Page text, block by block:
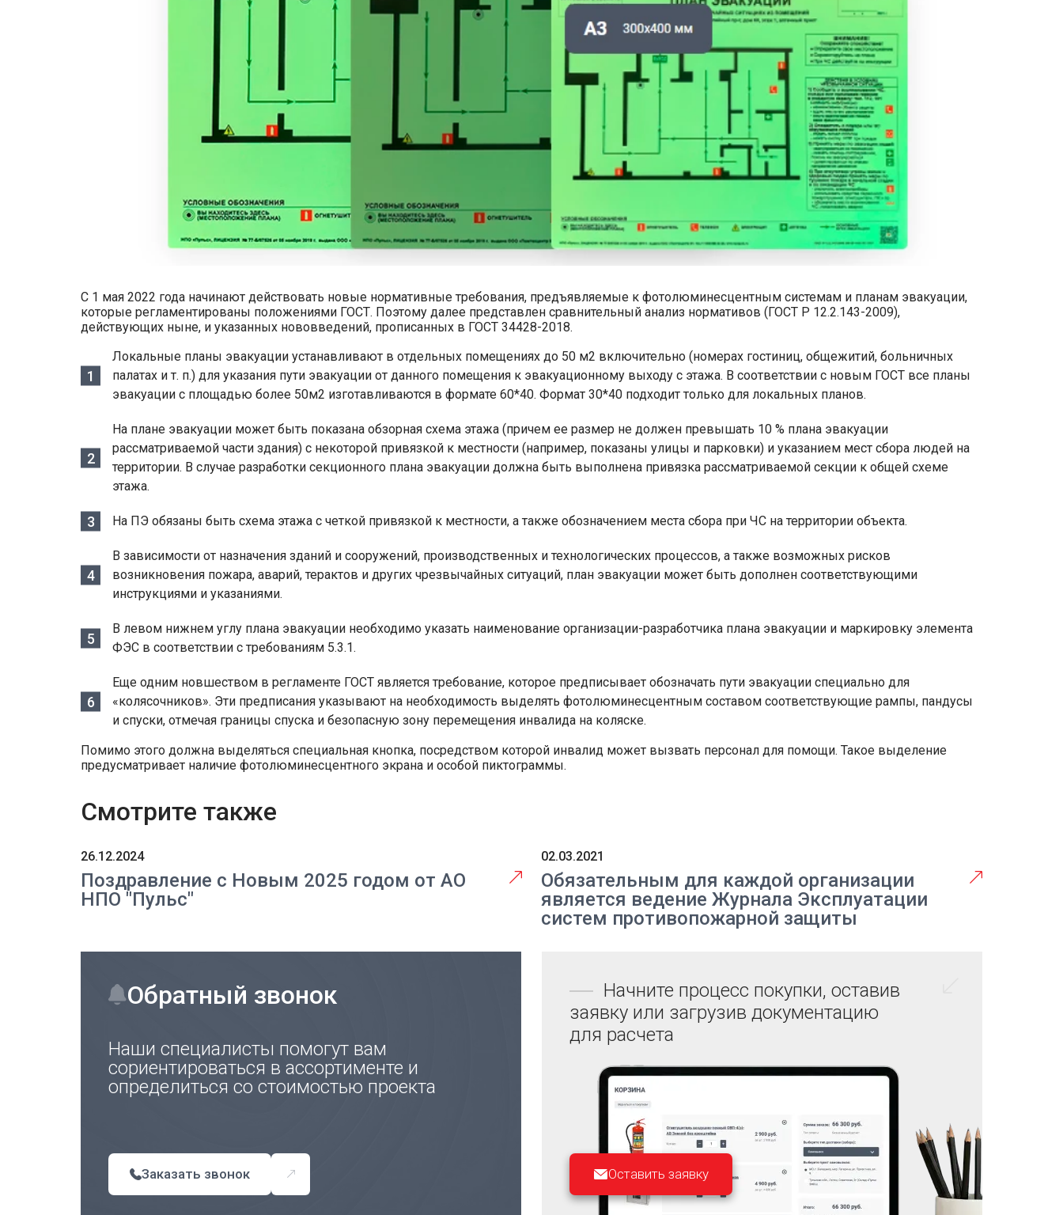
С 1 мая 2022 года начинают действовать новые нормативные требования, предъявляемые к фотолюминесцентным системам и планам эвакуации,
которые регламентированы положениями ГОСТ. Поэтому далее представлен сравнительный анализ нормативов (ГОСТ Р 12.2.143-2009),
действующих ныне, и указанных нововведений, прописанных в ГОСТ 34428-2018.
Локальные планы эвакуации устанавливают в отдельных помещениях до 50 м2 включительно (номерах гостиниц, общежитий, больничных
палатах и т. п.) для указания пути эвакуации от данного помещения к эвакуационному выходу с этажа. В соответствии с новым ГОСТ все планы
эвакуации с площадью более 50м2 изготавливаются в формате 60*40. Формат 30*40 подходит только для локальных планов.
На плане эвакуации может быть показана обзорная схема этажа (причем ее размер не должен превышать 10 % плана эвакуации
рассматриваемой части здания) с некоторой привязкой к местности (например, показаны улицы и парковки) и указанием мест сбора людей на
территории. В случае разработки секционного плана эвакуации должна быть выполнена привязка рассматриваемой секции к общей схеме
этажа.
На ПЭ обязаны быть схема этажа с четкой привязкой к местности, а также обозначением места сбора при ЧС на территории объекта.
В зависимости от назначения зданий и сооружений, производственных и технологических процессов, а также возможных рисков
возникновения пожара, аварий, терактов и других чрезвычайных ситуаций, план эвакуации может быть дополнен соответствующими
инструкциями и указаниями.
В левом нижнем углу плана эвакуации необходимо указать наименование организации-разработчика плана эвакуации и маркировку элемента
ФЭС в соответствии с требованиям 5.3.1.
Еще одним новшеством в регламенте ГОСТ является требование, которое предписывает обозначать пути эвакуации специально для
«колясочников». Эти предписания указывают на необходимость выделять фотолюминесцентным составом соответствующие рампы, пандусы
и спуски, отмечая границы спуска и безопасную зону перемещения инвалида на коляске.
Помимо этого должна выделяться специальная кнопка, посредством которой инвалид может вызвать персонал для помощи. Такое выделение
предусматривает наличие фотолюминесцентного экрана и особой пиктограммы.
Смотрите также
26.12.2024
Поздравление с Новым 2025 годом от АО
НПО "Пульс"
02.03.2021
Обязательным для каждой организации
является ведение Журнала Эксплуатации
систем противопожарной защиты
Обратный звонок
Наши специалисты помогут вам
сориентироваться в ассортименте и
определиться со стоимостью проекта
Заказать звонок
Начните процесс покупки, оставив
заявку или загрузив документацию
для расчета
Оставить заявку